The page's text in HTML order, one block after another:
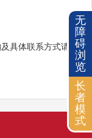
具体联系方式请查
无
障
碍
浏
览
长
者
模
式